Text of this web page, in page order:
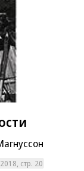
стр. 20